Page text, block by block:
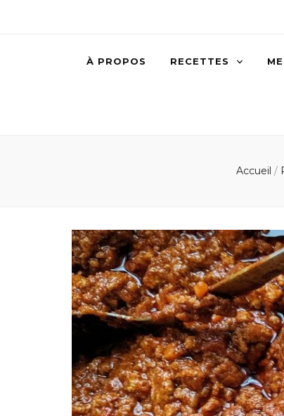
À PROPOS RECETTES
Accueil /